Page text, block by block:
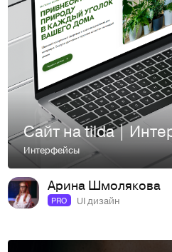
Интерфейсы
Арина Шмолякова
PRO UI дизайн